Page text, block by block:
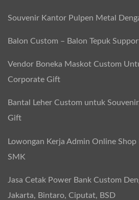
Souvenir Kantor Pulpen Metal
Balon Custom – Balon Tepuk
Vendor Boneka Maskot Custom
Corporate Gift
Bantal Leher Custom untuk
Gift
Lowongan Kerja Admin Online
SMK
Jasa Cetak Power Bank Custom
Jakarta, Bintaro, Ciputat, BSD